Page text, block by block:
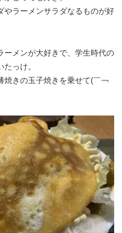
やラーメンサラダなるものが好
ーメンが大好きで、学生時代の
っけ。
焼きの玉子焼きを乗せて(￣￢